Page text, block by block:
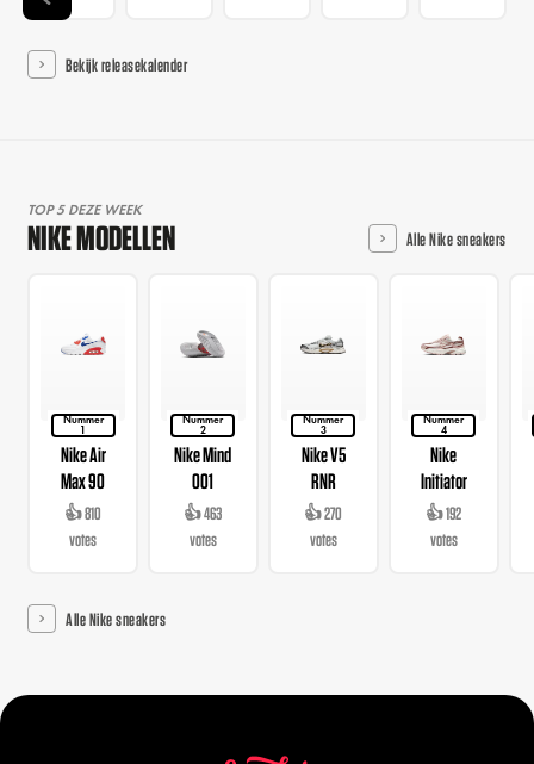
Bekijk releasekalender
TOP 5 DEZE WEEK
NIKE MODELLEN Alle Nike sneakers
Nummer
1
Nike Air
Max 90
👍 810
votes
Nummer
2
Nike Mind
001
👍 463
votes
Nummer
3
Nike V5
RNR
👍 270
votes
Nummer
4
Nike
Initiator
👍 192
votes
Alle Nike sneakers